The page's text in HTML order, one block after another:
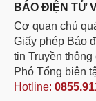
BÁO ĐIỆN TỬ
Cơ quan chủ
Giấy phép Báo
tin Truyền
Phó Tổng biên
Hotline: